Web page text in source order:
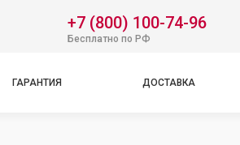
+7 (800) 100-74-96
Бесплатно по РФ
ГАРАНТИЯ ДОСТАВКА